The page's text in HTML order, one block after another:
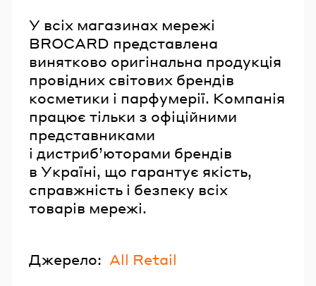
У всіх магазинах мережі
BROCARD представлена
винятково оригінальна продукція
провідних світових брендів
косметики і парфумерії. Компанія
працює тільки з офіційними
представниками
і дистриб’юторами брендів
в Україні, що гарантує якість,
справжність і безпеку всіх
товарів мережі.
Джерело: All Retail